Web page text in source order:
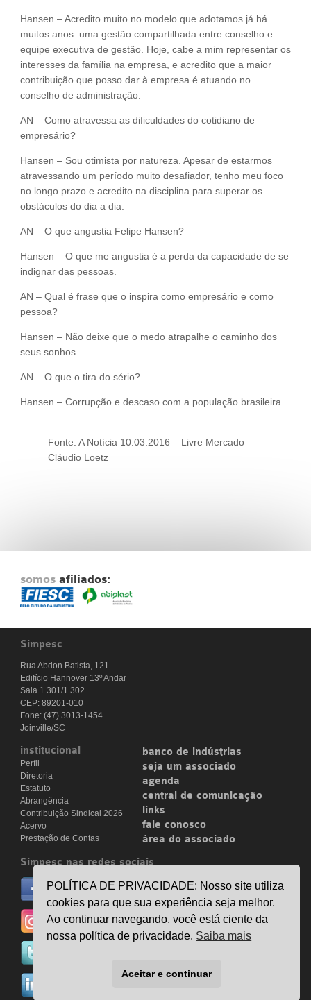
Hansen – Acredito muito no modelo que adotamos já há
muitos anos: uma gestão compartilhada entre conselho e
equipe executiva de gestão. Hoje, cabe a mim representar os
interesses da família na empresa, e acredito que a maior
contribuição que posso dar à empresa é atuando no
conselho de administração.
AN – Como atravessa as dificuldades do cotidiano de
empresário?
Hansen – Sou otimista por natureza. Apesar de estarmos
atravessando um período muito desafiador, tenho meu foco
no longo prazo e acredito na disciplina para superar os
obstáculos do dia a dia.
AN – O que angustia Felipe Hansen?
Hansen – O que me angustia é a perda da capacidade de se
indignar das pessoas.
AN – Qual é frase que o inspira como empresário e como
pessoa?
Hansen – Não deixe que o medo atrapalhe o caminho dos
seus sonhos.
AN – O que o tira do sério?
Hansen – Corrupção e descaso com a população brasileira.
Fonte: A Notícia 10.03.2016 – Livre Mercado –
Cláudio Loetz
somos afiliados:
Simpesc
Rua Abdon Batista, 121
Edifício Hannover 13º Andar
Sala 1.301/1.302
CEP: 89201-010
Fone: (47) 3013-1454
Joinville/SC
institucional
Perfil
Diretoria
Estatuto
Abrangência
Contribuição Sindical 2026
Acervo
Prestação de Contas
banco de indústrias
seja um associado
agenda
central de comunicação
links
fale conosco
área do associado
Simpesc nas redes sociais
no facebook
/simpesc
no instagram
@simpescplasticos
POLÍTICA DE PRIVACIDADE: Nosso site utiliza
cookies para que sua experiência seja melhor.
Ao continuar navegando, você está ciente da
nossa política de privacidade. Saiba mais
Aceitar e continuar